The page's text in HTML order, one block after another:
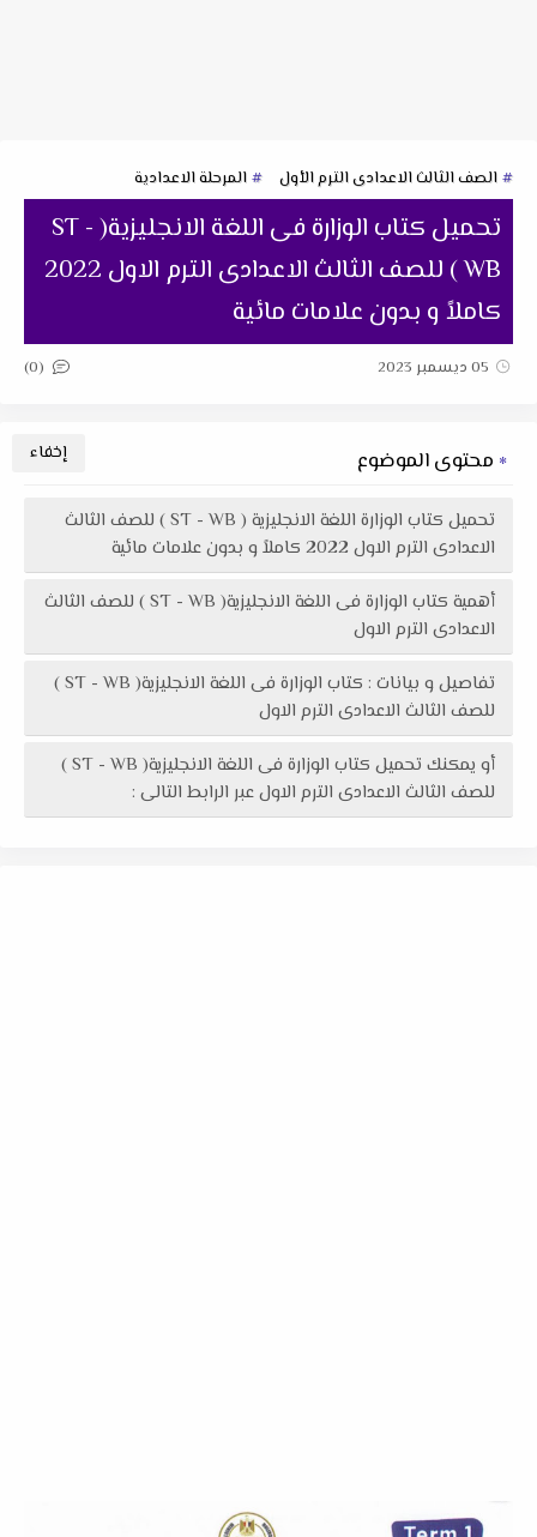
الصف الثالث الاعدادى الترم الأول المرحلة الاعدادية
تحميل كتاب الوزارة فى اللغة الانجليزية( ST -
WB ) للصف الثالث الاعدادى الترم الاول 2022
كاملاً و بدون علامات مائية
05 ديسمبر 2023 (0)
محتوى الموضوع
تحميل كتاب الوزارة اللغة الانجليزية ( ST - WB ) للصف الثالث
الاعدادى الترم الاول 2022 كاملاً و بدون علامات مائية
أهمية كتاب الوزارة فى اللغة الانجليزية( ST - WB ) للصف الثالث
الاعدادى الترم الاول
تفاصيل و بيانات : كتاب الوزارة فى اللغة الانجليزية( ST - WB )
للصف الثالث الاعدادى الترم الاول
أو يمكنك تحميل كتاب الوزارة فى اللغة الانجليزية( ST - WB )
للصف الثالث الاعدادى الترم الاول عبر الرابط التالى :